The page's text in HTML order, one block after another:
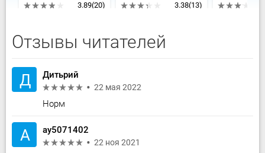
3.89(20)
3.38(13)
Отзывы читателей
Д Дитьрий
22 мая 2022
Норм
A ay5071402
22 ноя 2021